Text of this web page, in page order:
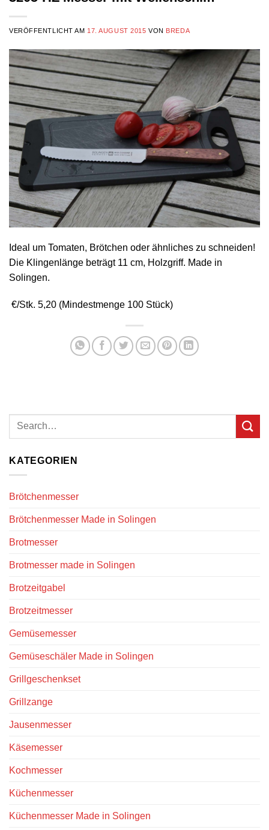
VERÖFFENTLICHT AM 17. AUGUST 2015 VON BREDA
Ideal um Tomaten, Brötchen oder ähnliches zu schneiden!
Die Klingenlänge beträgt 11 cm, Holzgriff. Made in
Solingen.
€/Stk. 5,20 (Mindestmenge 100 Stück)
KATEGORIEN
Brötchenmesser
Brötchenmesser Made in Solingen
Brotmesser
Brotmesser made in Solingen
Brotzeitgabel
Brotzeitmesser
Gemüsemesser
Gemüseschäler Made in Solingen
Grillgeschenkset
Grillzange
Jausenmesser
Käsemesser
Kochmesser
Küchenmesser
Küchenmesser Made in Solingen